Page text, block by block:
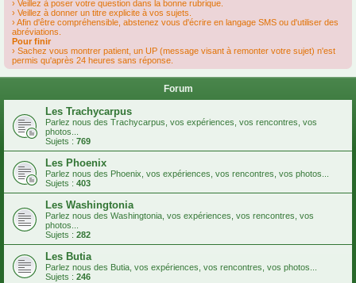
› Veillez à poser votre question dans la bonne rubrique.
› Veillez à donner un titre explicite à vos sujets.
› Afin d'être compréhensible, abstenez vous d'écrire en langage SMS ou d'utiliser des
abréviations.
Pour finir
› Sachez vous montrer patient, un UP (message visant à remonter votre sujet) n'est
permis qu'après 24 heures sans réponse.
Forum
Les Trachycarpus
Parlez nous des Trachycarpus, vos expériences, vos rencontres, vos
photos...
Sujets : 769
Les Phoenix
Parlez nous des Phoenix, vos expériences, vos rencontres, vos photos...
Sujets : 403
Les Washingtonia
Parlez nous des Washingtonia, vos expériences, vos rencontres, vos
photos...
Sujets : 282
Les Butia
Parlez nous des Butia, vos expériences, vos rencontres, vos photos...
Sujets : 246